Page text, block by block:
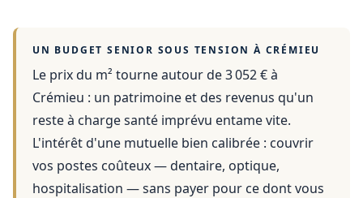
UN BUDGET SENIOR SOUS TENSION À CRÉMIEU
Le prix du m² tourne autour de 3 052 €à
Crémieu : un patrimoine et des revenus qu'un
reste à charge santé imprévu entame vite.
L'intérêt d'une mutuelle bien calibrée : couvrir
vos postes coûteux — dentaire, optique,
hospitalisation — sans payer pour ce dont vous